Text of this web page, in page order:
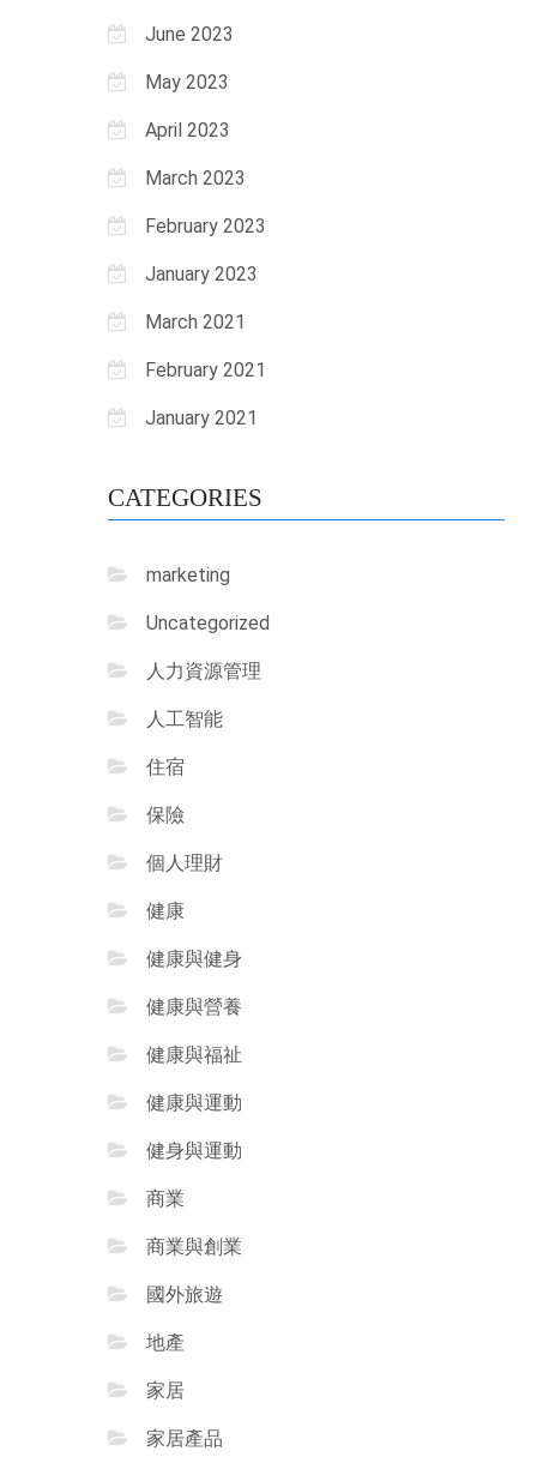
June 2023
May 2023
April 2023
March 2023
February 2023
January 2023
March 2021
February 2021
January 2021
CATEGORIES
marketing
Uncategorized
人力資源管理
人工智能
住宿
保險
個人理財
健康
健康與健身
健康與營養
健康與福祉
健康與運動
健身與運動
商業
商業與創業
國外旅遊
地產
家居
家居產品